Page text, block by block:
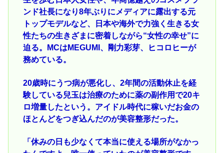
ンド社長になり8年ぶりにメディアに露出する元
トップモデルなど、日本や海外で力強く生きる女
性たちの生きざまに密着しながら“女性の幸せ”に
迫る。MCはMEGUMI、剛力彩芽、ヒコロヒーが
務めている。
20歳時にうつ病が悪化し、2年間の活動休止を経
験している兒玉は治療のために薬の副作用で20キ
ロ増量したという。アイドル時代に稼いだお金の
ほとんどをつぎ込んだのが美容整形だった。
「休みの日も少なくて本当に使える場所がなかっ